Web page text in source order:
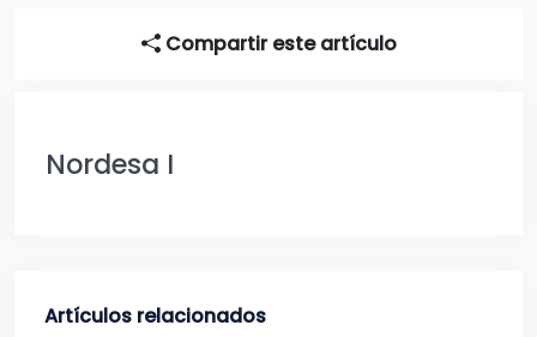
Compartir este artículo
Nordesa I
Artículos relacionados